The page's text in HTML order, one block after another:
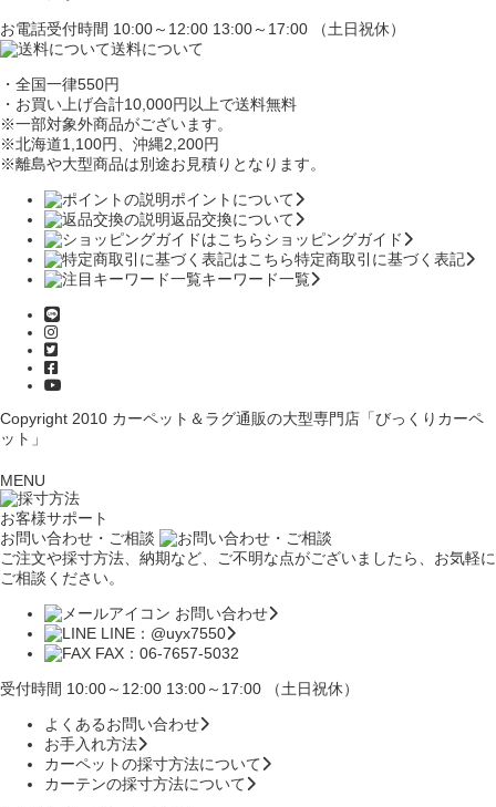
お電話受付時間 10:00～12:00 13:00～17:00 （土日祝休）
送料について
・全国一律550円
・お買い上げ合計10,000円 以上で送料無料
※一部対象外商品がございます。
※北海道1,100円、沖縄2,200円
※離島や大型商品は別途お見積りとなります。
ポイントについて
返品交換について
ショッピングガイド
特定商取引に基づく表記
キーワード一覧
Copyright 2010 カーペット＆ラグ通販の大型専門店「びっくりカーペ
ット」
MENU
お客様サポート
お問い合わせ・ご相談
ご注文や採寸方法、納期など、ご不明な点がございましたら、お気軽に
ご相談ください。
お問い合わせ
LINE：@uyx7550
FAX：06-7657-5032
受付時間 10:00～12:00 13:00～17:00 （土日祝休）
よくあるお問い合わせ
お手入れ方法
カーペットの採寸方法について
カーテンの採寸方法について